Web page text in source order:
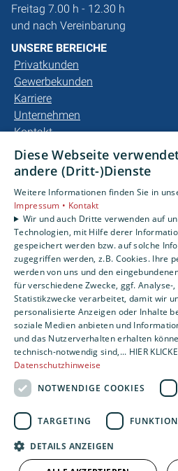
Freitag 7.00 h - 12.30 h
und nach Vereinbarung
UNSERE BEREICHE
Privatkunden
Gewerbekunden
Karriere
Unternehmen
Kontakt
Diese Webseite
andere (Dritt-)Dienste
Weitere Informationen finden Sie in
Impressum • Kontakt
Wir und auch Dritte verwenden auf
Technologien, mit Hilfe derer
gespeichert werden bzw. auf solche
zugegriffen werden, z.B. Cookies. Ihre
werden von uns und den
für verschiedene Zwecke, ggf. Analyse-
Statistikzwecke verarbeitet, damit wir
personalisierte Anzeigen oder Inhalte
soziale Medien anbieten und
und das Nutzerverhalten erhalten
technisch-notwendig sind,... HIER
Datenschutzhinweise
NOTWENDIGE COOKIES
TARGETING
DETAILS ANZEIGEN